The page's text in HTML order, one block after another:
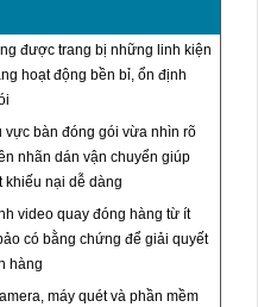
được trang bị những linh kiện
hoạt động bền bỉ, ổn định
vực bàn đóng gói vừa nhìn rõ
nhãn dán vận chuyển giúp
khiếu nại dễ dàng
video quay đóng hàng từ ít
có bằng chứng để giải quyết
hàng
máy quét và phần mềm